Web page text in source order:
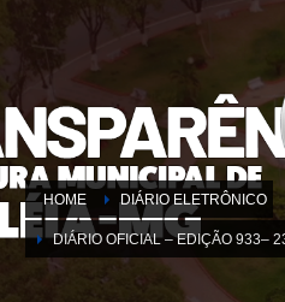
HOME DIÁRIO ELETRÔNICO
DIÁRIO OFICIAL – EDIÇÃO 933–